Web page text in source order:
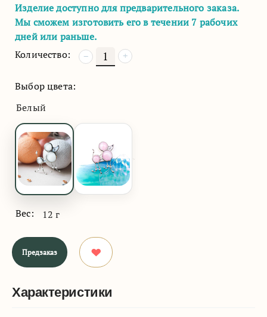
Изделие доступно для предварительного заказа.
Мы сможем изготовить его в течении 7 рабочих
дней или раньше.
Количество:
+
−
Выбор цвета:
Белый
Вес: 12 г
Предзаказ
Характеристики